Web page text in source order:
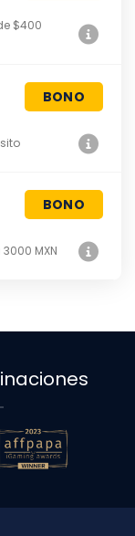
$400
BONO
BONO
MXN